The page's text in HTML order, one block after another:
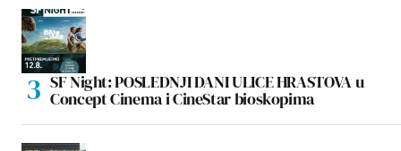
SF Night: POSLEDNJI DANI ULICE HRASTOVA u
Concept Cinema i CineStar bioskopima